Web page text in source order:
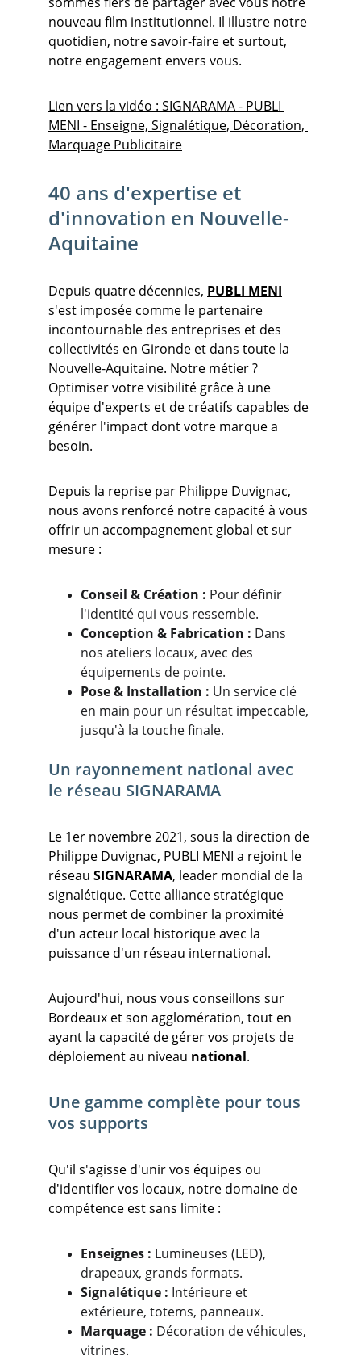
nouveau film institutionnel. Il illustre notre
quotidien, notre savoir-faire et surtout,
notre engagement envers vous.
Lien vers la vidéo : SIGNARAMA - PUBLI
MENI - Enseigne, Signalétique, Décoration,
Marquage Publicitaire
40 ans d'expertise et
d'innovation en Nouvelle-
Aquitaine
Depuis quatre décennies, PUBLI MENI
s'est imposée comme le partenaire
incontournable des entreprises et des
collectivités en Gironde et dans toute la
Nouvelle-Aquitaine. Notre métier ?
Optimiser votre visibilité grâce à une
équipe d'experts et de créatifs capables de
générer l'impact dont votre marque a
besoin.
Depuis la reprise par Philippe Duvignac,
nous avons renforcé notre capacité à vous
offrir un accompagnement global et sur
mesure :
Conseil & Création : Pour définir
l'identité qui vous ressemble.
Conception & Fabrication : Dans
nos ateliers locaux, avec des
équipements de pointe.
Pose & Installation : Un service clé
en main pour un résultat impeccable,
jusqu'à la touche finale.
Un rayonnement national avec
le réseau SIGNARAMA
Le 1er novembre 2021, sous la direction de
Philippe Duvignac, PUBLI MENI a rejoint le
réseau SIGNARAMA, leader mondial de la
signalétique. Cette alliance stratégique
nous permet de combiner la proximité
d'un acteur local historique avec la
puissance d'un réseau international.
Aujourd'hui, nous vous conseillons sur
Bordeaux et son agglomération, tout en
ayant la capacité de gérer vos projets de
déploiement au niveau national.
Une gamme complète pour tous
vos supports
Qu'il s'agisse d'unir vos équipes ou
d'identifier vos locaux, notre domaine de
compétence est sans limite :
Enseignes : Lumineuses (LED),
drapeaux, grands formats.
Signalétique : Intérieure et
extérieure, totems, panneaux.
Marquage : Décoration de véhicules,
vitrines.